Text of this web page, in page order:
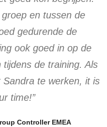
en tussen de
gedurende de
ook goed in op de
de training. Als
te werken, it is
time!”
Controller EMEA